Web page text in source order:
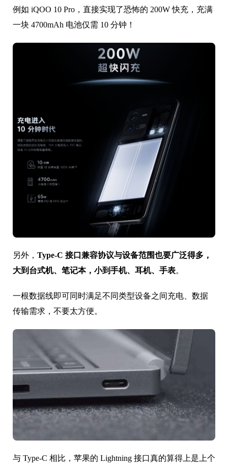
例如 iQOO 10 Pro，直接实现了恐怖的 200W 快充，充满
一块 4700mAh 电池仅需 10 分钟！
另外， Type-C 接口兼容协议与设备范围也要广泛得多，
大到台式机、笔记本，小到手机、耳机、手表。
一根数据线即可同时满足不同类型设备之间充电、数据
传输需求，不要太方便。
与 Type-C 相比，苹果的 Lightning 接口真的算得上是上个